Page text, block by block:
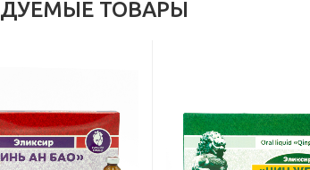
ТОВАРЫ